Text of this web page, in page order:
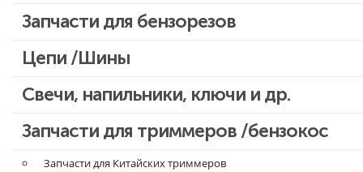
Запчасти для бензопил Stihl
Запчасти для бензопил Oleo-mac, Echo и др.
Запчасти для бензорезов
Цепи /Шины
Свечи, напильники, ключи и др.
Запчасти для триммеров /бензокос
Запчасти для Китайских триммеров